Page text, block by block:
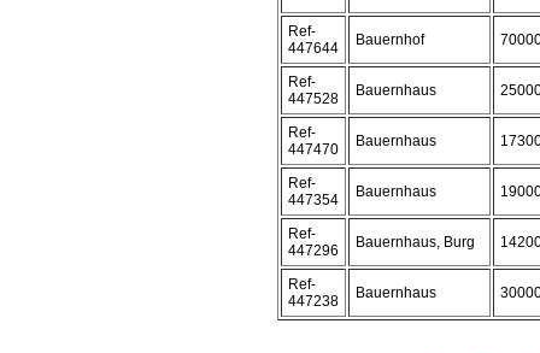
Ref-
447644
Bauernhof
Ref-
447528
Bauernhaus
Ref-
447470
Bauernhaus
Ref-
447354
Bauernhaus
Ref-
447296
Bauernhaus, Burg
Ref-
447238
Bauernhaus